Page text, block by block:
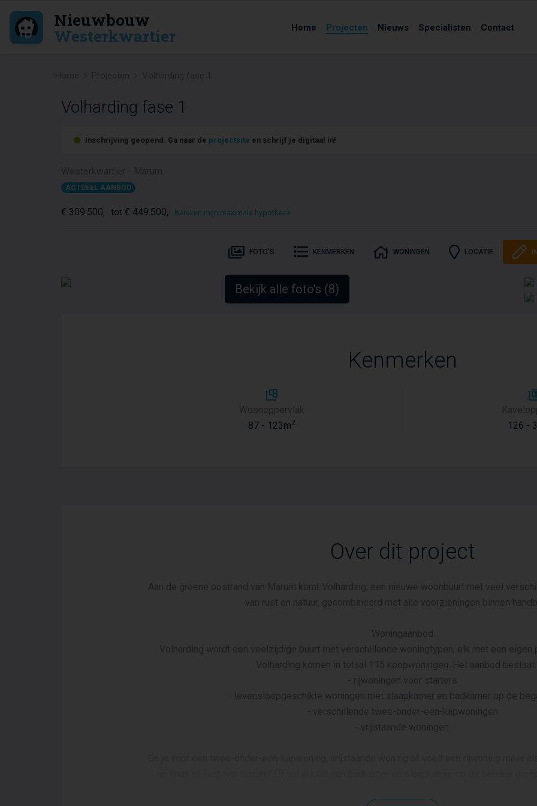
Nieuwbouw
Westerkwartier Home Projecten Nieuws Specialisten Contact
Volharding fase 1
Inschrijving geopend. Ga naar de projectsite en schrijf je digitaal in!
ACTUEEL AANBOD
€ 309.500,- tot € 449.500,- Bereken mijn maximale hypotheek
FOTO'S KENMERKEN WONINGEN LOCATIE
Bekijk alle foto's (8)
Kenmerken
Woonoppervlak
87 - 123m2
126 -
Over dit project
Aan de groene oostrand van Marum komt Volharding; een nieuwe woonbuurt met veel
van rust en natuur, gecombineerd met alle voorzieningen binnen
Woningaanbod
Volharding wordt een veelzijdige buurt met verschillende woningtypen, elk met een eigen
Volharding komen in totaal 115 koopwoningen. Het aanbod bestaat
- rijwoningen voor starters
- levensloopgeschikte woningen met slaapkamer en badkamer op de
- verschillende twee-onder-een-kapwoningen
- vrijstaande woningen.